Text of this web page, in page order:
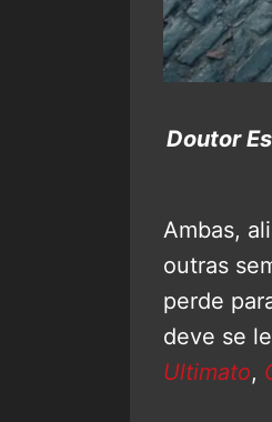
Doutor
Ambas,
outras
perde
deve se
Ultimato,